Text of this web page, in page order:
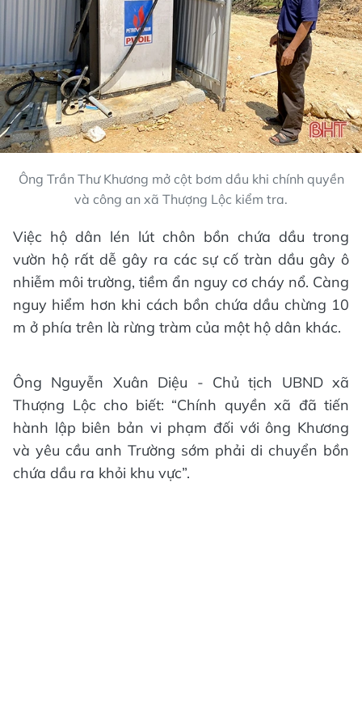
Ông Trần Thư Khương mở cột bơm dầu khi chính quyền
và công an xã Thượng Lộc kiểm tra.
Việc hộ dân lén lút chôn bồn chứa dầu trong
vườn hộ rất dễ gây ra các sự cố tràn dầu gây ô
nhiễm môi trường, tiềm ẩn nguy cơ cháy nổ. Càng
nguy hiểm hơn khi cách bồn chứa dầu chừng 10
m ở phía trên là rừng tràm của một hộ dân khác.
Ông Nguyễn Xuân Diệu - Chủ tịch UBND xã
Thượng Lộc cho biết: “Chính quyền xã đã tiến
hành lập biên bản vi phạm đối với ông Khương
và yêu cầu anh Trường sớm phải di chuyển bồn
chứa dầu ra khỏi khu vực”.